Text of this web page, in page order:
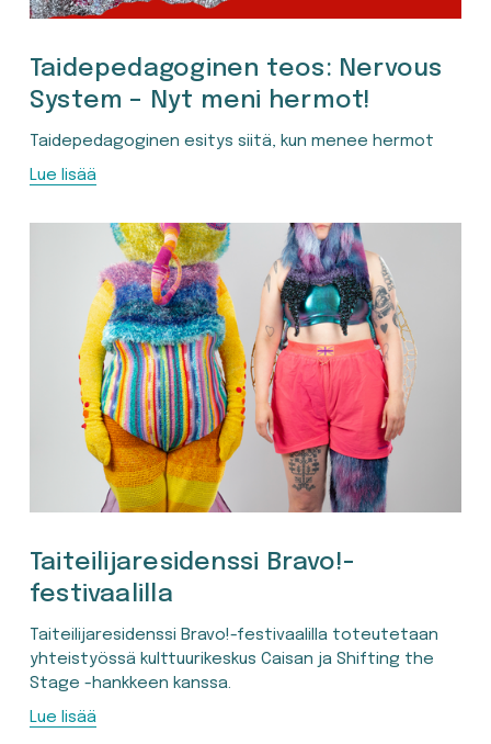
Taidepedagoginen teos: Nervous
System – Nyt meni hermot!
Taidepedagoginen esitys siitä, kun menee hermot
Lue lisää
Taiteilijaresidenssi Bravo!-
festivaalilla
Taiteilijaresidenssi Bravo!-festivaalilla toteutetaan
yhteistyössä kulttuurikeskus Caisan ja Shifting the
Stage -hankkeen kanssa.
Lue lisää